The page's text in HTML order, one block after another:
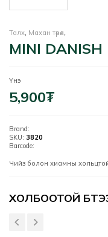
Талх, Махан төрөл,
MINI DANISH
Үнэ
5,900₮
Brand:
SKU: 3820
Barcode:
Чийз болон хиамны
Үзүүлэлтүүд
ХОЛБООТОЙ